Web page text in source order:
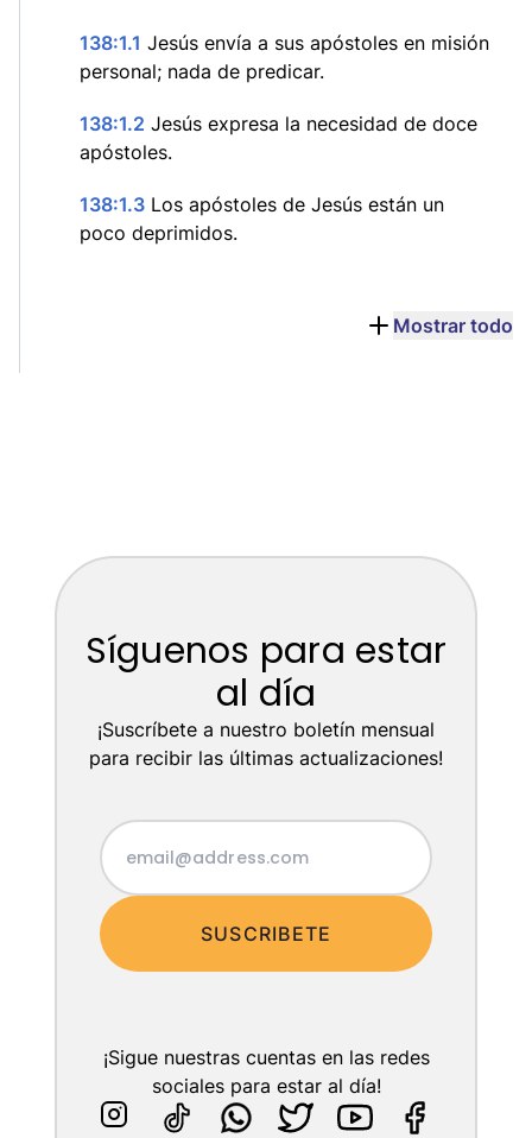
138:1.1 Jesús envía a sus apóstoles en misión
personal; nada de predicar.
138:1.2 Jesús expresa la necesidad de doce
apóstoles.
138:1.3 Los apóstoles de Jesús están un
poco deprimidos.
Mostrar todo
Síguenos para estar
al día
¡Suscríbete a nuestro boletín mensual
para recibir las últimas actualizaciones!
SUSCRIBETE
¡Sigue nuestras cuentas en las redes
sociales para estar al día!